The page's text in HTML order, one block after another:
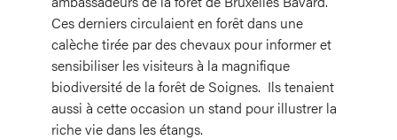
Ces derniers circulaient en forêt dans une
calèche tirée par des chevaux pour informer et
sensibiliser les visiteurs à la magnifique
biodiversité de la forêt de Soignes. Ils tenaient
aussi à cette occasion un stand pour illustrer la
riche vie dans les étangs.